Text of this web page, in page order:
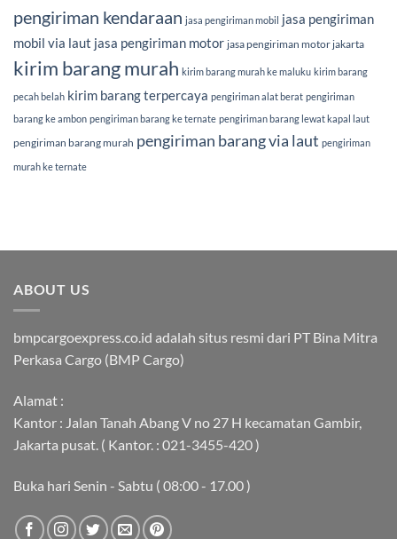
pengiriman kendaraan jasa pengiriman mobil jasa pengiriman
mobil via laut jasa pengiriman motor jasa pengiriman motor jakarta
kirim barang murah kirim barang murah ke maluku kirim barang
pecah belah kirim barang terpercaya pengiriman alat berat pengiriman
barang ke ambon pengiriman barang ke ternate pengiriman barang lewat kapal laut
pengiriman barang murah pengiriman barang via laut pengiriman
murah ke ternate
ABOUT US
bmpcargoexpress.co.id adalah situs resmi dari PT Bina Mitra
Perkasa Cargo (BMP Cargo)
Alamat :
Kantor : Jalan Tanah Abang V no 27 H kecamatan Gambir,
Jakarta pusat. ( Kantor. : 021-3455-420 )
Buka hari Senin - Sabtu ( 08:00 - 17.00 )